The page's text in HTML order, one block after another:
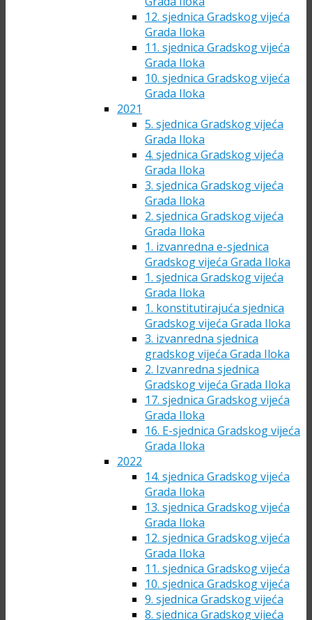
12. sjednica Gradskog vijeća
Grada Iloka
11. sjednica Gradskog vijeća
Grada Iloka
10. sjednica Gradskog vijeća
Grada Iloka
2021
5. sjednica Gradskog vijeća
Grada Iloka
4. sjednica Gradskog vijeća
Grada Iloka
3. sjednica Gradskog vijeća
Grada Iloka
2. sjednica Gradskog vijeća
Grada Iloka
1. izvanredna e-sjednica
Gradskog vijeća Grada Iloka
1. sjednica Gradskog vijeća
Grada Iloka
1. konstitutirajuća sjednica
Gradskog vijeća Grada Iloka
3. izvanredna sjednica
gradskog vijeća Grada Iloka
2. Izvanredna sjednica
Gradskog vijeća Grada Iloka
17. sjednica Gradskog vijeća
Grada Iloka
16. E-sjednica Gradskog vijeća
Grada Iloka
2022
14. sjednica Gradskog vijeća
Grada Iloka
13. sjednica Gradskog vijeća
Grada Iloka
12. sjednica Gradskog vijeća
Grada Iloka
11. sjednica Gradskog vijeća
10. sjednica Gradskog vijeća
9. sjednica Gradskog vijeća
8. sjednica Gradskog vijeća